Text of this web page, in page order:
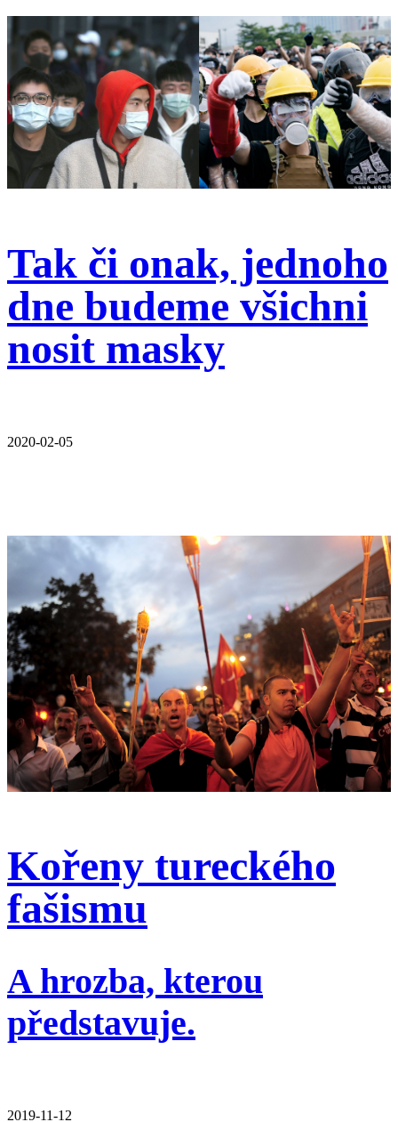
Tak či onak, jednoho
dne budeme všichni
nosit masky
2020-02-05
Kořeny tureckého
fašismu
A hrozba, kterou
představuje.
2019-11-12